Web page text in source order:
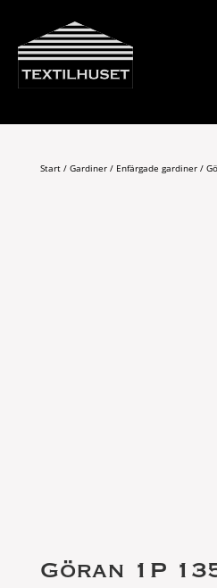
Start/ Gardiner/ Enfärgade gardiner/
Göran 1P